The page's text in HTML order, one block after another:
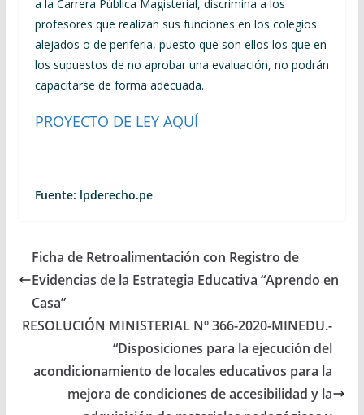
a la Carrera Pública Magisterial, discrimina a los
profesores que realizan sus funciones en los colegios
alejados o de periferia, puesto que son ellos los que en
los supuestos de no aprobar una evaluación, no podrán
capacitarse de forma adecuada.
PROYECTO DE LEY AQUÍ
Fuente: lpderecho.pe
Ficha de Retroalimentación con Registro de
Evidencias de la Estrategia Educativa “Aprendo en
Casa”
RESOLUCIÓN MINISTERIAL Nº 366-2020-MINEDU.-
“Disposiciones para la ejecución del
acondicionamiento de locales educativos para la
mejora de condiciones de accesibilidad y la